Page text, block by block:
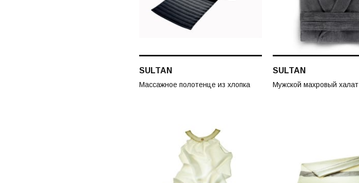
SULTAN
Массажное полотенце из хлопка
SULTAN
Мужской махровый халат